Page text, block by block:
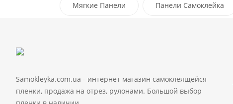
Мягкие Панели Панели Самоклейка
Samokleyka.com.ua - интернет магазин самоклеящейся
пленки, продажа на отрез, рулонами. Большой выбор